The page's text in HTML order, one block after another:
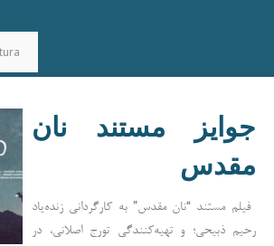
جوایز مستند نان
مقدس
فیلم مستند “نان مقدس” به کارگردانی زنده‌یاد
رحیم ذبیحی؛ و تهیه‌کنندگی تورج اصلانی، در